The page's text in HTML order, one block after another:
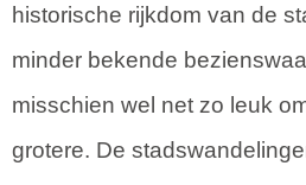
historische rijkdom van de
minder bekende
misschien wel net zo leuk
grotere. De